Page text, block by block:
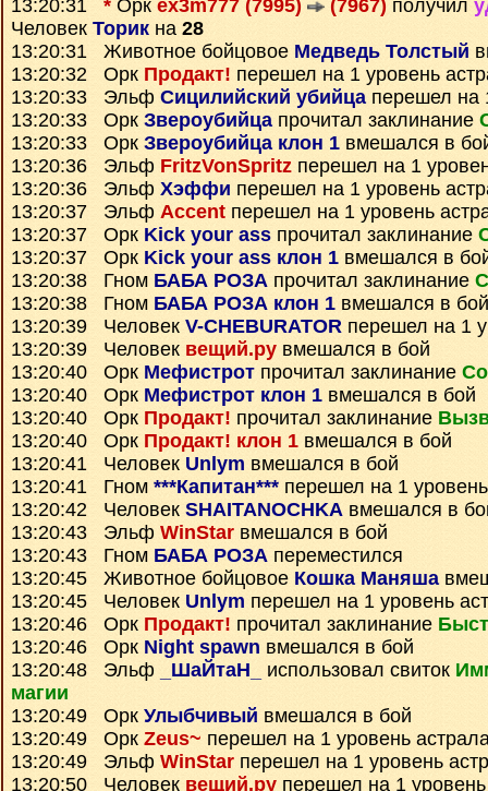
13:20:31 * Орк ex3m777 (7995) (7967) получил
Человек Торик на 28
13:20:31 Животное бойцовое Медведь Толстый
13:20:32 Орк Продакт! перешел на 1 уровень
13:20:33 Эльф Сицилийский убийца перешел на
13:20:33 Орк Звероубийцапрочитал заклинание
13:20:33 Орк Звероубийца клон 1 вмешался в
13:20:36 Эльф FritzVonSpritz перешел на 1
13:20:36 Эльф Хэффи перешел на 1 уровень
13:20:37 Эльф Accent перешел на 1 уровень
13:20:37 Орк Kick your ass прочитал заклинание
13:20:37 Орк Kick your ass клон 1 вмешался в
13:20:38 Гном БАБА РОЗА прочитал заклинание
13:20:38 Гном БАБА РОЗА клон 1 вмешался в бой
13:20:39 Человек V-CHEBURATOR перешел на 1
13:20:39 Человек вещий.ру вмешался в бой
13:20:40 Орк Мефистрот прочитал заклинание
13:20:40 Орк Мефистрот клон 1 вмешался в бой
13:20:40 Орк Продакт! прочитал заклинание
13:20:40 Орк Продакт! клон 1 вмешался в бой
13:20:41 Человек Unlym вмешался в бой
13:20:41 Гном ***Капитан*** перешел на 1
13:20:42 Человек SHAITANOCHKA вмешался в
13:20:43 Эльф WinStar вмешался в бой
13:20:43 Гном БАБА РОЗА переместился
13:20:45 Животное бойцовое Кошка Маняша
13:20:45 Человек Unlym перешел на 1 уровень
13:20:46 Орк Продакт! прочитал заклинание
13:20:46 Орк Night spawn вмешался в бой
13:20:48 Эльф
_ШаЙтаН_ использовал свиток
магии
13:20:49 Орк Улыбчивый вмешался в бой
13:20:49 Орк Zeus~ перешел на 1 уровень
13:20:49 Эльф WinStar перешел на 1 уровень
13:20:50 Человек вещий.ру перешел на 1